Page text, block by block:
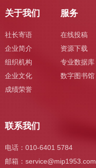
关于我们
社长寄语
企业简介
组织机构
企业文化
成绩荣誉
服务
在线投稿
资源下载
专业数据库
数字图书馆
联系我们
电话：010-6401 5784
邮箱： service@mip1953.com